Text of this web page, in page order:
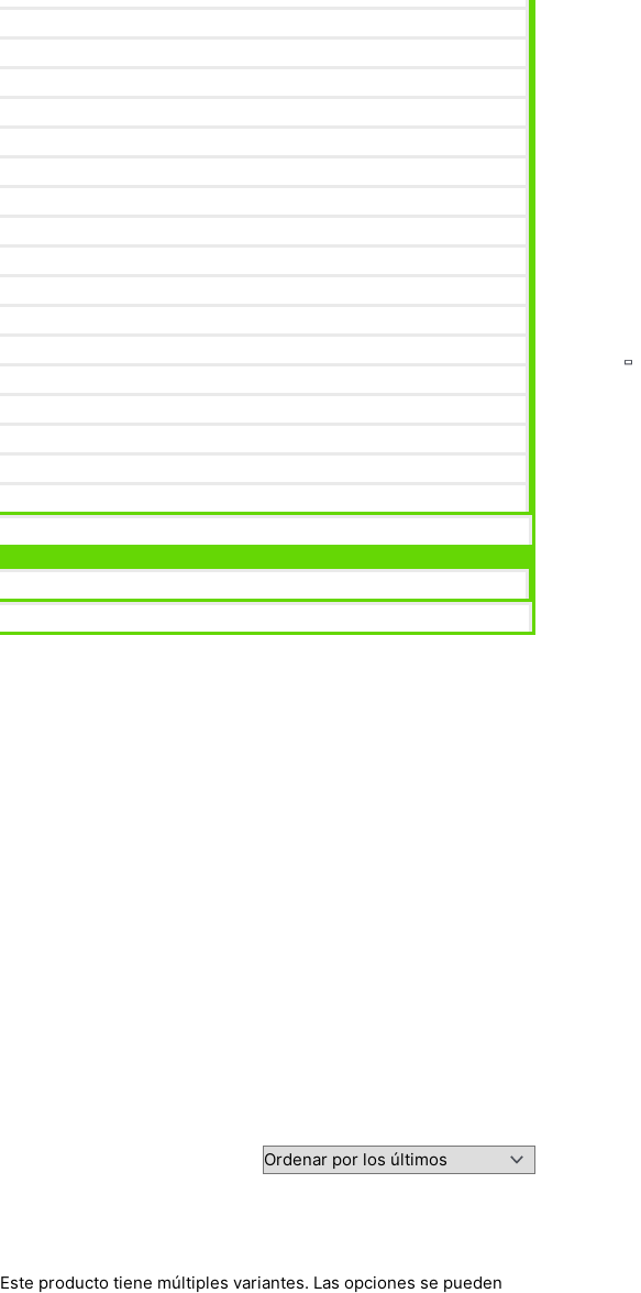
Este producto tiene múltiples variantes. Las opciones se pueden